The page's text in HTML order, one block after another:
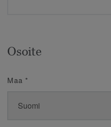
Osoite
Maa *